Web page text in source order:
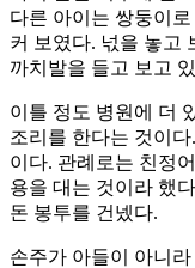
다른 아이는 쌍둥이로
커 보였다. 넋을 놓고
까치발을 들고 보고
이틀 정도 병원에 더
조리를 한다는 것이
이다. 관례로는 친정
용을 대는 것이라 했
돈 봉투를 건넸다.
손주가 아들이 아니